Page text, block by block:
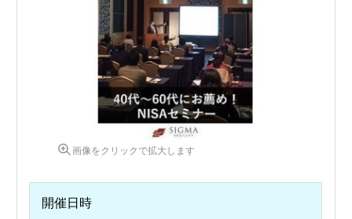
画像をクリックで拡大します
開催日時